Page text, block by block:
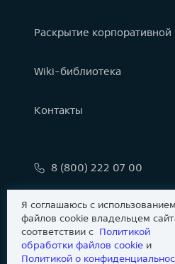
Раскрытие
Wiki-библиотека
Контакты
8 (800) 222 07 00
Я соглашаюсь с использованием
файлов cookie владельцем
соответствии с Политикой
обработки файлов сookie и
Политикой о